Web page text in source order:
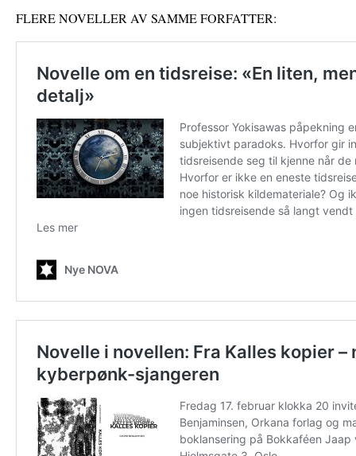
FLERE NOVELLER AV SAMME FORFATTER: